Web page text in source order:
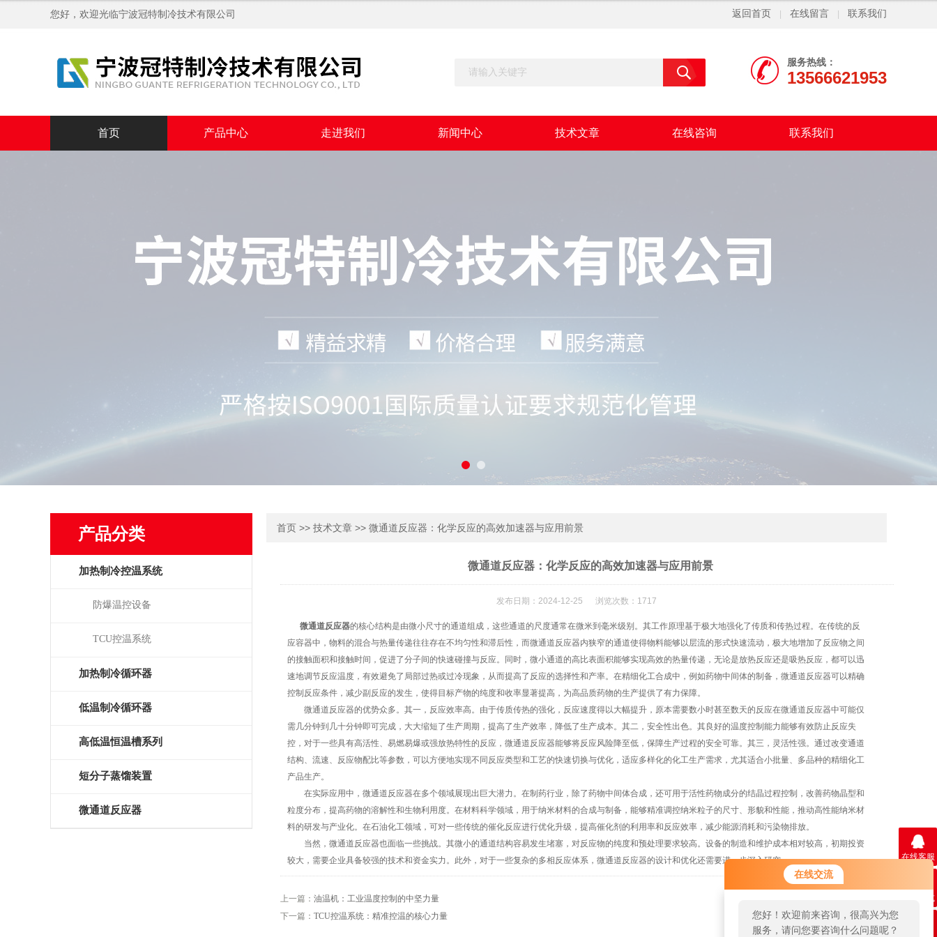
在线交流
您好！欢迎前来咨询，很高兴为您
服务，请问您要咨询什么问题呢？
您好，欢迎光临宁波冠特制冷技术有限公司 返回首页 在线留言 联系我们
服务热线：
13566621953
首页 产品中心 走进我们 新闻中心 技术文章 在线咨询 联系我们
产品分类
加热制冷控温系统
防爆温控设备
TCU控温系统
加热制冷循环器
低温制冷循环器
高低温恒温槽系列
短分子蒸馏装置
微通道反应器
首页 >> 技术文章 >> 微通道反应器：化学反应的高效加速器与应用前景
微通道反应器：化学反应的高效加速器与应用前景
发布日期：2024-12-25 浏览次数：1717
微通道反应器的核心结构是由微小尺寸的通道组成，这些通道的尺度通常在微米到毫米级别。其工作原理基于极大地强化了传质和传热过程。在传统的反
应容器中，物料的混合与热量传递往往存在不均匀性和滞后性，而微通道反应器内狭窄的通道使得物料能够以层流的形式快速流动，极大地增加了反应物之间
的接触面积和接触时间，促进了分子间的快速碰撞与反应。同时，微小通道的高比表面积能够实现高效的热量传递，无论是放热反应还是吸热反应，都可以迅
速地调节反应温度，有效避免了局部过热或过冷现象，从而提高了反应的选择性和产率。在精细化工合成中，例如药物中间体的制备，微通道反应器可以精确
控制反应条件，减少副反应的发生，使得目标产物的纯度和收率显著提高，为高品质药物的生产提供了有力保障。
微通道反应器的优势众多。其一，反应效率高。由于传质传热的强化，反应速度得以大幅提升，原本需要数小时甚至数天的反应在微通道反应器中可能仅
需几分钟到几十分钟即可完成，大大缩短了生产周期，提高了生产效率，降低了生产成本。其二，安全性出色。其良好的温度控制能力能够有效防止反应失
控，对于一些具有高活性、易燃易爆或强放热特性的反应，微通道反应器能够将反应风险降至低，保障生产过程的安全可靠。其三，灵活性强。通过改变通道
结构、流速、反应物配比等参数，可以方便地实现不同反应类型和工艺的快速切换与优化，适应多样化的化工生产需求，尤其适合小批量、多品种的精细化工
产品生产。
在实际应用中，微通道反应器在多个领域展现出巨大潜力。在制药行业，除了药物中间体合成，还可用于活性药物成分的结晶过程控制，改善药物晶型和
粒度分布，提高药物的溶解性和生物利用度。在材料科学领域，用于纳米材料的合成与制备，能够精准调控纳米粒子的尺寸、形貌和性能，推动高性能纳米材
料的研发与产业化。在石油化工领域，可对一些传统的催化反应进行优化升级，提高催化剂的利用率和反应效率，减少能源消耗和污染物排放。
当然，微通道反应器也面临一些挑战。其微小的通道结构容易发生堵塞，对反应物的纯度和预处理要求较高。设备的制造和维护成本相对较高，初期投资
较大，需要企业具备较强的技术和资金实力。此外，对于一些复杂的多相反应体系，微通道反应器的设计和优化还需要进一步深入研究。
上一篇： 油温机：工业温度控制的中坚力量
下一篇： TCU控温系统：精准控温的核心力量
在线客服
联系方式